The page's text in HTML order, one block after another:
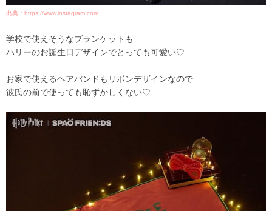
出典：https://www.instagram.com
学校で使えそうなブランケットも
ハリーのお誕生日デザインでとっても可愛い♡
お家で使えるヘアバンドもリボンデザインなので
彼氏の前で使っても恥ずかしくない♡